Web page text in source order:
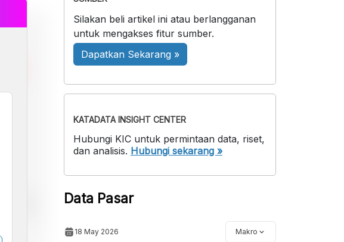
Silakan beli artikel ini atau berlangganan
untuk mengakses fitur sumber.
Dapatkan Sekarang »
KATADATA INSIGHT CENTER
Hubungi KIC untuk permintaan data, riset,
dan analisis. Hubungi sekarang »
Data Pasar
18 May 2026 Makro